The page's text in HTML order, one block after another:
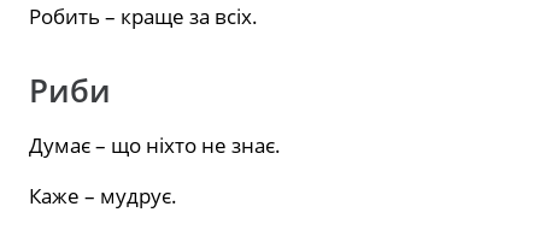
Робить – краще за всіх.
Риби
Думає – що ніхто не знає.
Каже – мудрує.